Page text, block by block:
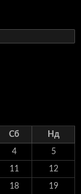
Сб Нд
4 5
11 12
18 19